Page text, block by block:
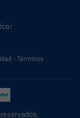
-Términos